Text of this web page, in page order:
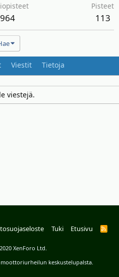
Pisteet
113
Viestit Tietoja
viestejä.
Tuki Etusivu
R
XenForo Ltd.
keskustelupalsta.